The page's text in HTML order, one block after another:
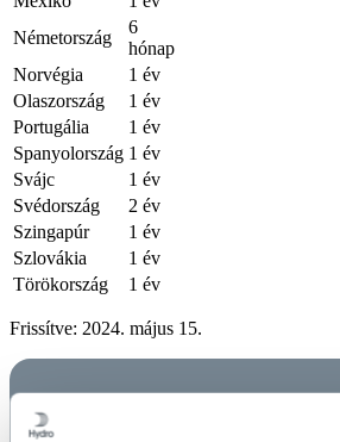
Németország
6
hónap
Norvégia
1 év
Olaszország
1 év
Portugália
1 év
Spanyolország 1 év
Svájc
1 év
Svédország
2 év
Szingapúr
1 év
Szlovákia
1 év
Törökország
1 év
Frissítve: 2024. május 15.